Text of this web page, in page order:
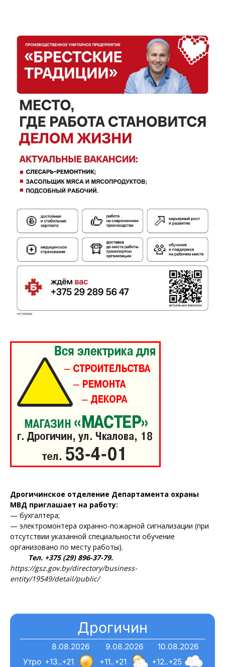
Газета
"Драгічынскі Веснік"
Редакция "ДВ"
Наша гісторыя
Контакты
Электронные обращения
Дрогичинское отделение Департамента охраны
МВД приглашает на работу:
— бухгалтера;
— электромонтера охранно-пожарной сигнализации (при
отсутствии указанной специальности обучение
организовано по месту работы).
Тел. +375 (29) 896-37-79.
https://gsz.gov.by/directory/business-
entity/19549/detail/public/
Дрогичин
8.08.2026
+13..+21
9.08.2026
+11..+21
10.08.2026
+12..+25
Утро